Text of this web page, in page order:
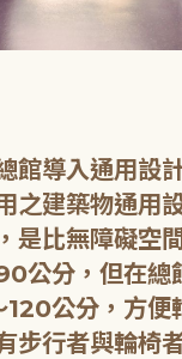
館導入通用設
之建築物通用
是比無障礙空
公分，但在總
120公分，方便
步行者與輪椅